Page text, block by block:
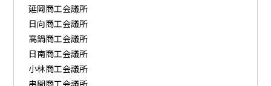
延岡商工会議所
日向商工会議所
高鍋商工会議所
日南商工会議所
小林商工会議所
串間商工会議所